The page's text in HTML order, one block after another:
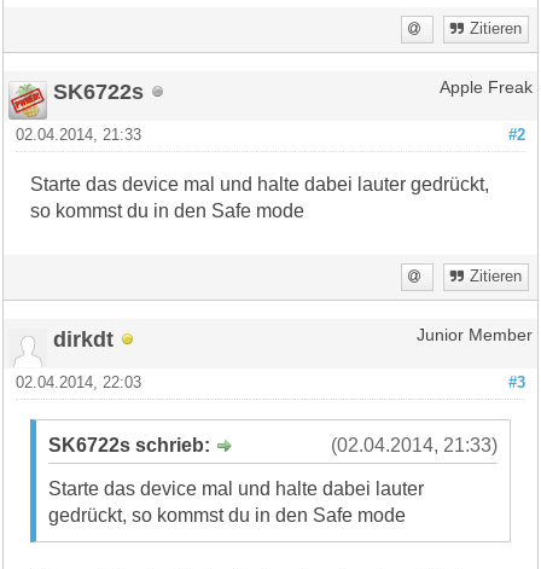
Zitieren
SK6722s Apple Freak
#2
02.04.2014, 21:33
Starte das device mal und halte dabei lauter gedrückt,
so kommst du in den Safe mode
Zitieren
dirkdt Junior Member
#3
02.04.2014, 22:03
(02.04.2014, 21:33)
SK6722s schrieb:
Starte das device mal und halte dabei lauter
gedrückt, so kommst du in den Safe mode